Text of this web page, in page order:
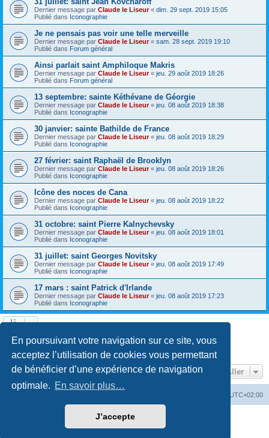
En poursuivant votre navigation sur ce site, vous
acceptez l’utilisation de cookies vous permettant
de bénéficier d’une expérience de navigation
optimale. En savoir plus…
J’accepte
Dernier message par Claude le Liseur« dim. 29 sept. 2019 15:05
Publié dans Iconographie
Je ne pensais pas voir une telle merveille
Dernier message par Claude le Liseur« sam. 28 sept. 2019 19:10
Publié dans Forum général
Ainsi parlait saint Amphiloque Makris
Dernier message par Claude le Liseur« jeu. 29 août 2019 18:26
Publié dans Forum général
13 septembre: sainte Kéthévane de Géorgie
Dernier message par Claude le Liseur« jeu. 08 août 2019 18:38
Publié dans Iconographie
30 janvier: sainte Bathilde de France
Dernier message par Claude le Liseur« jeu. 08 août 2019 18:29
Publié dans Iconographie
27 février: saint Raphaël de Brooklyn
Dernier message par Claude le Liseur« jeu. 08 août 2019 18:26
Publié dans Iconographie
Icône des noces de Cana
Dernier message par Claude le Liseur« jeu. 08 août 2019 18:22
Publié dans Iconographie
31 octobre: saint Pierre Kalnychevsky
Dernier message par Claude le Liseur« jeu. 08 août 2019 18:01
Publié dans Iconographie
31 juillet: saint Georges Novitsky
Dernier message par Claude le Liseur« jeu. 08 août 2019 17:49
Publié dans Iconographie
17 mars : saint Patrick d'Irlande
Dernier message par Claude le Liseur« jeu. 08 août 2019 17:23
Publié dans Iconographie
Page1sur20
3
Aller
UTC+02:00
phpBB® Forum Software © phpBB Limited
©